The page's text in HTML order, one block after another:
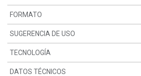
FORMATO
SUGERENCIA DE USO
TECNOLOGÍA
DATOS TÉCNICOS